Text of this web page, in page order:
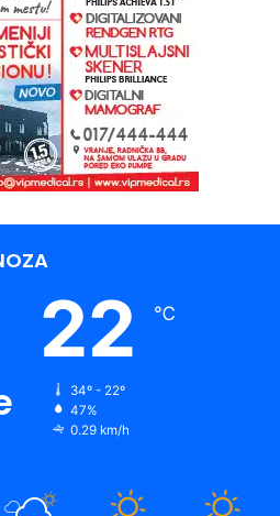
22 ℃
34º - 22º
47%
0.29 km/h